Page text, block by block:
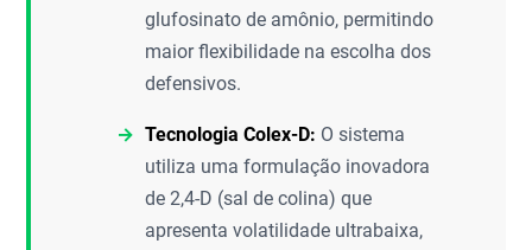
glufosinato de amônio, permitindo
maior flexibilidade na escolha dos
defensivos.
Tecnologia Colex-D: O sistema
utiliza uma formulação inovadora
de 2,4-D (sal de colina) que
apresenta volatilidade ultrabaixa,